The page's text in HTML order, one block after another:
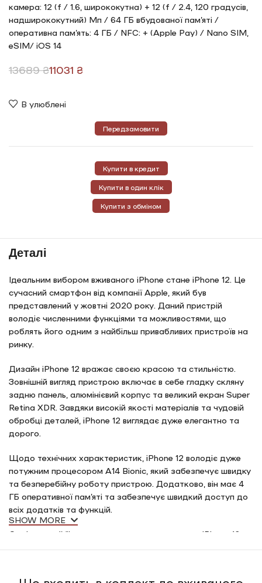
камера: 12 (f / 1.6, ширококутна) + 12 (f / 2.4, 120 градусів,
надширококутний) Мп / 64 ГБ вбудованої пам’яті /
оперативна пам’ять: 4 ГБ / NFC: + (Apple Pay) / Nano SIM,
eSIM/ iOS 14
13689₴11031 ₴
В улюблені
Передзамовити
Купити в кредит
Купити в один клік
Купити з обміном
Деталі
Ідеальним вибором вживаного iPhone стане iPhone 12. Це
сучасний смартфон від компанії Apple, який був
представлений у жовтні 2020 року. Даний пристрій
володіє численними функціями та можливостями, що
роблять його одним з найбільш привабливих пристроїв на
ринку.
Дизайн iPhone 12 вражає своєю красою та стильністю.
Зовнішній вигляд пристрою включає в себе гладку скляну
задню панель, алюмінієвий корпус та великий екран Super
Retina XDR. Завдяки високій якості матеріалів та чудовій
обробці деталей, iPhone 12 виглядає дуже елегантно та
дорого.
Щодо технічних характеристик, iPhone 12 володіє дуже
потужним процесором A14 Bionic, який забезпечує швидку
та безперебійну роботу пристрою. Додатково, він має 4
ГБ оперативної пам’яті та забезпечує швидкий доступ до
всіх додатків та функцій.
Однією з найбільш вражаючих характеристик iPhone 12 є
SHOW MORE